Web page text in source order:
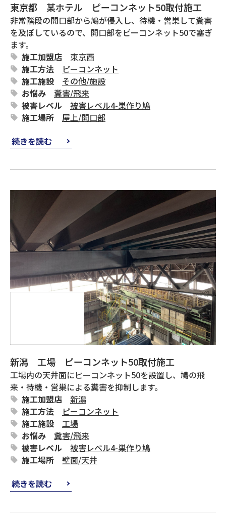
東京都 某ホテル ピーコンネット50取付施工
非常階段の開口部から鳩が侵入し、待機・営巣して糞害
を及ぼしているので、開口部をピーコンネット50で塞ぎ
ます。
施工加盟店
東京西
施工方法
ピーコンネット
施工施設
その他/施設
お悩み
糞害/飛来
被害レベル
被害レベル4-巣作り鳩
施工場所
屋上/開口部
続きを読む
新潟 工場 ピーコンネット50取付施工
工場内の天井面にピーコンネット50を設置し、鳩の飛
来・待機・営巣による糞害を抑制します。
施工加盟店
新潟
施工方法
ピーコンネット
施工施設
工場
お悩み
糞害/飛来
被害レベル
被害レベル4-巣作り鳩
施工場所
壁面/天井
続きを読む